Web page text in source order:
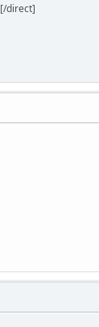
[/direct]